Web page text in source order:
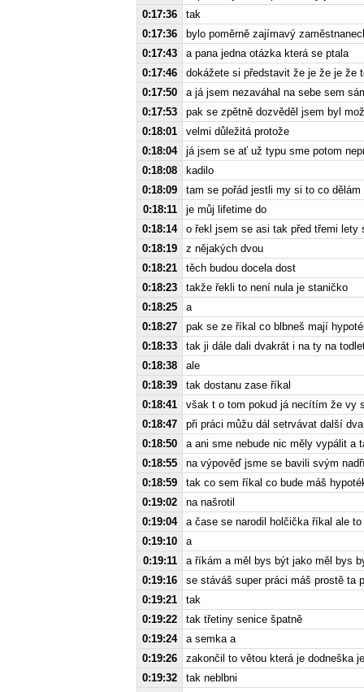
0:17:36
tak
0:17:36
bylo poměrně zajímavý
0:17:43
a pana jedna otázka která se ptala
0:17:46
dokážete si představit že je že je že
0:17:50
a já jsem nezaváhal na sebe sem
0:17:53
pak se zpětně dozvěděl jsem byl
0:18:01
velmi důležitá protože
0:18:04
já jsem se ať už typu sme potom
0:18:08
kadilo
0:18:09
tam se pořád jestli my si to co dělám
0:18:11
je můj lifetime do
0:18:14
o řekl jsem se asi tak před třemi
0:18:19
z nějakých dvou
0:18:21
těch budou docela dost
0:18:23
takže řekli to není nula je staničko
0:18:25
a
0:18:27
pak se ze říkal co blbneš mají
0:18:33
tak ji dále dali dvakrát i na ty na
0:18:38
ale
0:18:39
tak dostanu zase říkal
0:18:41
však t o tom pokud já necítím že vy
0:18:47
při práci můžu dál setrvávat další
0:18:50
a ani sme nebude nic měly vypálit a
0:18:55
na výpověď jsme se bavili svým
0:18:59
tak co sem říkal co bude máš
0:19:02
na našrotil
0:19:04
a čase se narodil holčička říkal ale
0:19:10
a
0:19:11
a říkám a měl bys být jako měl bys
0:19:16
se stáváš super práci máš prostě ta
0:19:21
tak
0:19:22
tak třetiny senice špatně
0:19:24
a semka a
0:19:26
zakončil to větou která je dodneška
0:19:32
tak neblbni